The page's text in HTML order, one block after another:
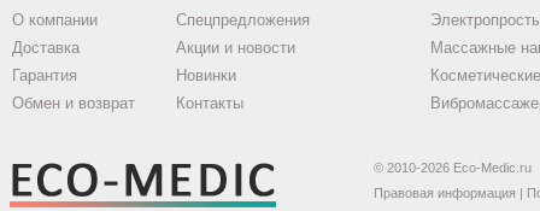
О компании
Доставка
Гарантия
Обмен и возврат
Спецпредложения
Акции и новости
Новинки
Контакты
Массажные
© 2010-2026 Eco-Medic.ru
Правовая информация |